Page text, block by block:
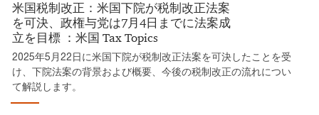
米国税制改正：米国下院が税制改正法案
を可決、政権与党は7月4日までに法案成
立を目標 ：米国 Tax Topics
2025年5月22日に米国下院が税制改正法案を可決したことを受
け、下院法案の背景および概要、今後の税制改正の流れについ
て解説します。